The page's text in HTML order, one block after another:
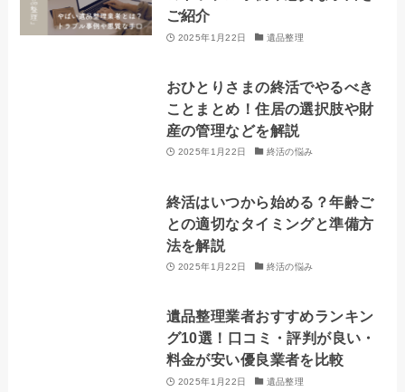
ご紹介
2025年1月22日 遺品整理
おひとりさまの終活でやるべき
ことまとめ！住居の選択肢や財
産の管理などを解説
2025年1月22日 終活の悩み
終活はいつから始める？年齢ご
との適切なタイミングと準備方
法を解説
2025年1月22日 終活の悩み
遺品整理業者おすすめランキン
グ10選！口コミ・評判が良い・
料金が安い優良業者を比較
2025年1月22日 遺品整理